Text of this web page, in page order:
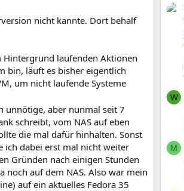
nicht kannte. Dort behalf
Hintergrund laufenden Aktionen
bin, läuft es bisher eigentlich
um nicht laufende Systeme
unnötige, aber nunmal seit 7
schreibt, vom NAS auf eben
die mal dafür hinhalten. Sonst
ich dabei erst mal nicht weiter
Gründen nach einigen Stunden
noch auf dem NAS. Also war mein
auf ein aktuelles Fedora 35
W
M